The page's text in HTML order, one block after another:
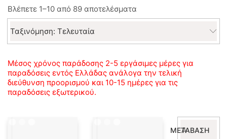
Βλέπετε 1–10 από 89 αποτελέσματα
by
Ταξινόμηση: Τελευταία
Μέσος χρόνος παράδοσης 2-5 εργάσιμες μέρες για
παραδόσεις εντός Ελλάδας ανάλογα την τελική
διεύθυνση προορισμού και 10-15 ημέρες για τις
παραδόσεις εξωτερικού.
για:
ΜΕΤΆΒΑΣΗ